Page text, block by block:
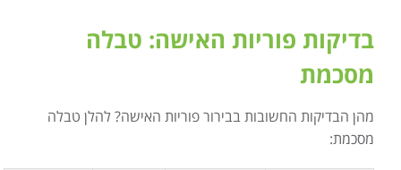
בדיקות פוריות האישה: טבלה
מסכמת
מהן הבדיקות החשובות בבירור פוריות האישה? להלן טבלה
מסכמת: